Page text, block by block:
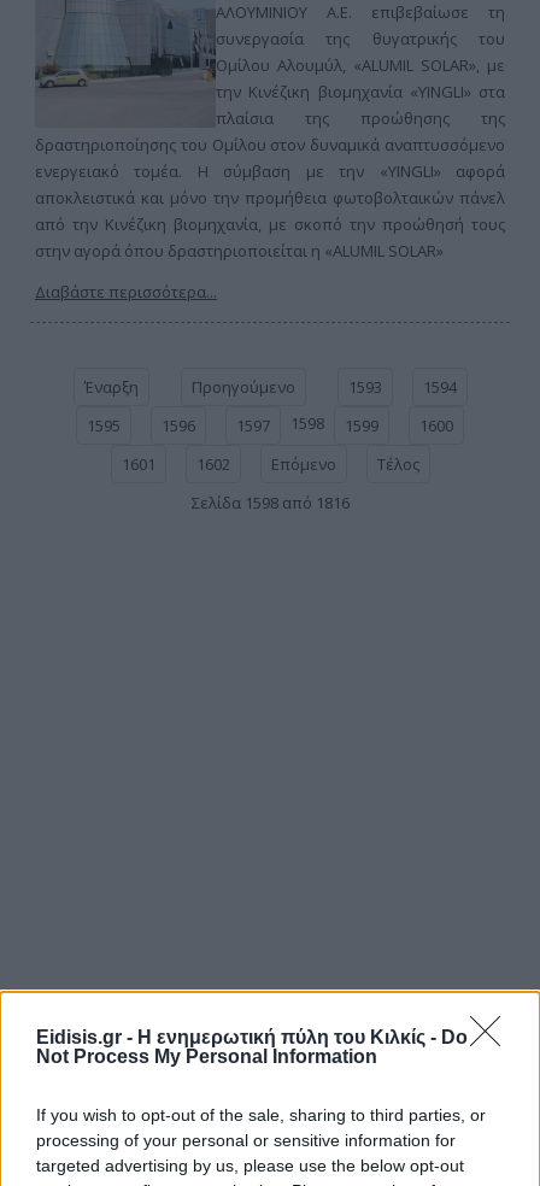
Eidisis.gr - Η ενημερωτική πύλη του Κιλκίς - Do
Not Process My Personal Information
If you wish to opt-out of the sale, sharing to third parties, or
processing of your personal or sensitive information for
targeted advertising by us, please use the below opt-out
ΑΛΟΥΜΙΝΙΟΥ Α.Ε. επιβεβαίωσε τη
συνεργασία της θυγατρικής του
Ομίλου Αλουμύλ, «ALUMIL SOLAR», με
την Κινέζικη βιομηχανία «YINGLI» στα
πλαίσια της προώθησης της
δραστηριοποίησης του Ομίλου στον δυναμικά αναπτυσσόμενο
ενεργειακό τομέα. Η σύμβαση με την «YINGLI» αφορά
αποκλειστικά και μόνο την προμήθεια φωτοβολταικών πάνελ
από την Κινέζικη βιομηχανία, με σκοπό την προώθησή τους
στην αγορά όπου δραστηριοποιείται η «ALUMIL SOLAR»
Διαβάστε περισσότερα...
Έναρξη Προηγούμενο 1593
1594
1595
1596 1597 1598 1599
1600
1601
1602 Επόμενο
Τέλος
Σελίδα 1598 από 1816